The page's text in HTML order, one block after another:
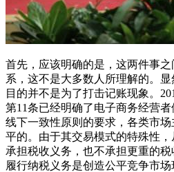
首先，应该明确的是，这两件事
系，这不是大多数人所理解的。
目的并不是为了打击记账现象。
第11条已经明确了电子商务经营
线下一致性原则的要求，各类市
平的。由于其交易模式的特殊性
承担税收义务，也不承担更重的
履行纳税义务是创造公平竞争市